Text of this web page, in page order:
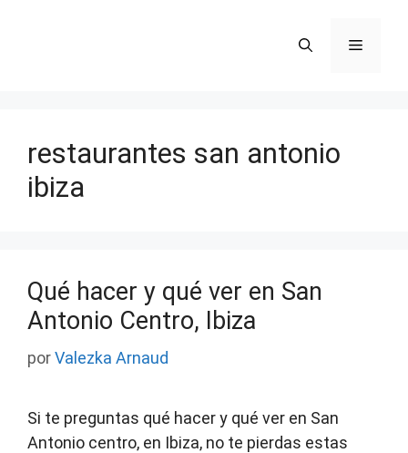
Menú
restaurantes san antonio
ibiza
Qué hacer y qué ver en San
Antonio Centro, Ibiza
porValezka Arnaud
Si te preguntas qué hacer y qué ver en San
Antonio centro, en Ibiza, no te pierdas estas